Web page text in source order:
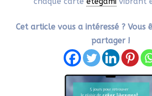
13/10/2025 À 9H35
Merci Magdalena. Ce
également à avoir des repères
d’autres arts japonais comme
l’aquarelle japonaise.